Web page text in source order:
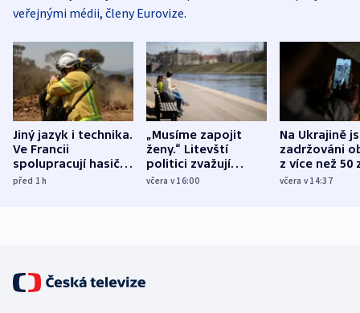
veřejnými médii, členy Eurovize.
Jiný jazyk i technika.
Ve Francii
spolupracují hasiči z
různých zemí
před 1h
„Musíme zapojit
ženy.“ Litevští
politici zvažují
dohodu o
včera v 16:00
Na Ukrajině
zadržováni
z více než 50
Bojovali na
včera v 14:37